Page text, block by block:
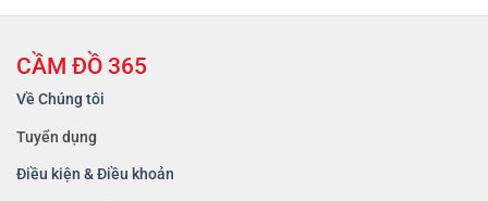
CẦM ĐỒ 365
Về Chúng tôi
Tuyển dụng
Điều kiện & Điều khoản